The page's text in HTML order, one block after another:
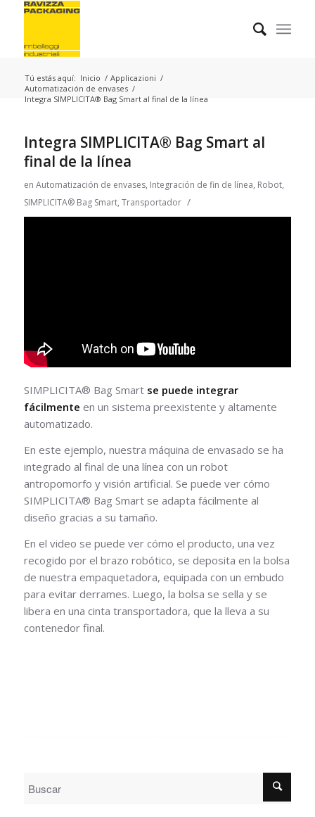
Tú estás aquí: Inicio / Applicazioni /
Automatización de envases /
Integra SIMPLICITA® Bag Smart al final de la línea
Integra SIMPLICITA® Bag Smart al
final de la línea
en Automatización de envases, Integración de fin de línea, Robot,
SIMPLICITA® Bag Smart, Transportador /
SIMPLICITA® Bag Smart se puede integrar
fácilmente en un sistema preexistente y altamente
automatizado.
En este ejemplo, nuestra máquina de envasado se ha
integrado al final de una línea con un robot
antropomorfo y visión artificial. Se puede ver cómo
SIMPLICITA® Bag Smart se adapta fácilmente al
diseño gracias a su tamaño.
En el video se puede ver cómo el producto, una vez
recogido por el brazo robótico, se deposita en la bolsa
de nuestra empaquetadora, equipada con un embudo
para evitar derrames. Luego, la bolsa se sella y se
libera en una cinta transportadora, que la lleva a su
contenedor final.